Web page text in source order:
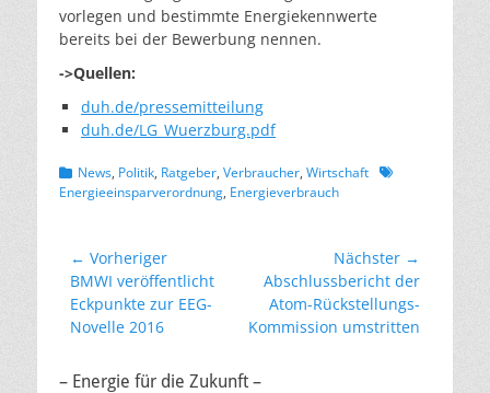
vorlegen und bestimmte Energiekennwerte
bereits bei der Bewerbung nennen.
->Quellen:
duh.de/pressemitteilung
duh.de/LG_Wuerzburg.pdf
Kategorien
News, Politik, Ratgeber, Verbraucher, Wirtschaft Schlagworte
Energieeinsparverordnung, Energieverbrauch
Beitragsnavigation
← Vorheriger
Vorheriger
Beitrag:
BMWI veröffentlicht
Eckpunkte zur EEG-
Novelle 2016
Nächster →
Nächster
Beitrag:
Abschlussbericht der
Atom-Rückstellungs-
Kommission umstritten
– Energie für die Zukunft –